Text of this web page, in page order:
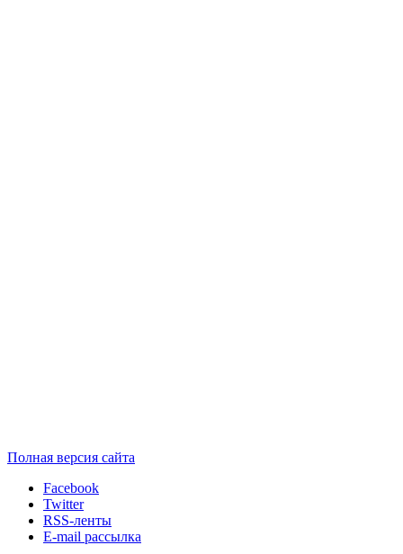
Полная версия сайта
Facebook
Twitter
RSS-ленты
E-mail рассылка